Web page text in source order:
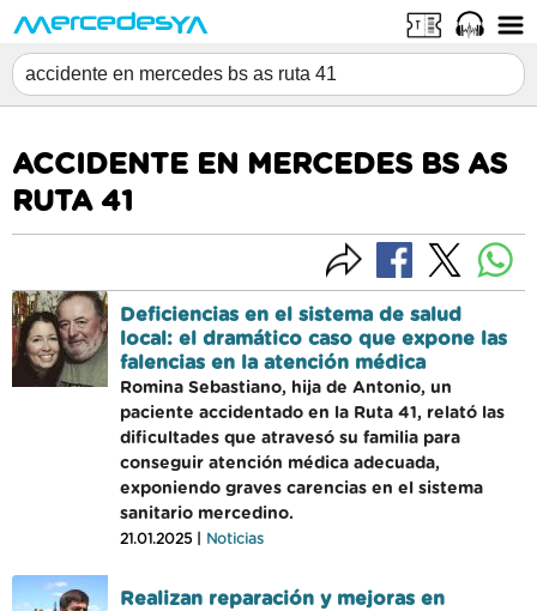
ACCIDENTE EN MERCEDES BS AS
RUTA 41
Deficiencias en el sistema de salud
local: el dramático caso que expone las
falencias en la atención médica
Romina Sebastiano, hija de Antonio, un
paciente accidentado en la Ruta 41, relató las
dificultades que atravesó su familia para
conseguir atención médica adecuada,
exponiendo graves carencias en el sistema
sanitario mercedino.
21.01.2025 | Noticias
Realizan reparación y mejoras en